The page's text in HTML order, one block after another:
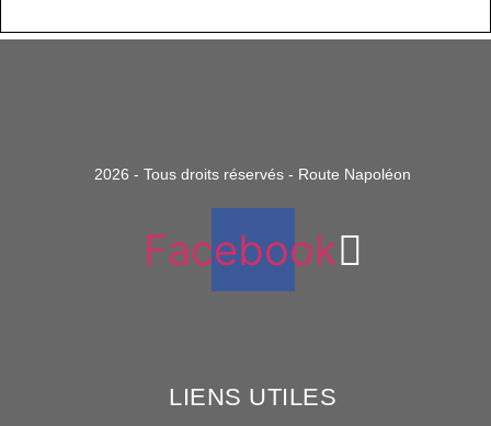
2026 - Tous droits réservés - Route Napoléon
Facebook
LIENS UTILES